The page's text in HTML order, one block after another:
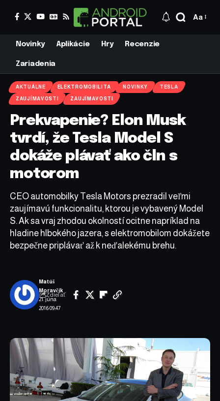
Aa
Novinky Aplikácie Hry Recenzie
Zariadenia
AKTUÁLNE ELEKTROMOBILITA NOVINKY TESLA
ZAUJÍMAVOSTI ZAUJÍMAVOSTI
Prekvapenie? Elon Musk
tvrdí, že Tesla Model S
dokáže plávať ako čln s
motorom
CEO automobilky Tesla Motors prezradil veľmi
zaujímavú funkcionalitu, ktorou je vybavený Model
S. Ak sa vraj zhodou okolností ocitne napríklad na
hladine hlbokého jazera, s elektromobilom dokážete
bezpečne priplávať až k neďalekému brehu.
21. júna
2016 09:47
Matúš
Moravčík
Zdieľať